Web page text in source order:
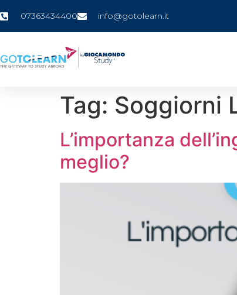
07363434400 info@gotolearn.it
Tag: Soggiorni
L’importanza
meglio?